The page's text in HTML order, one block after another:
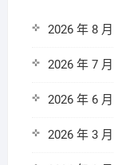
2026 年 8 月
2026 年 7 月
2026 年 6 月
2026 年 3 月